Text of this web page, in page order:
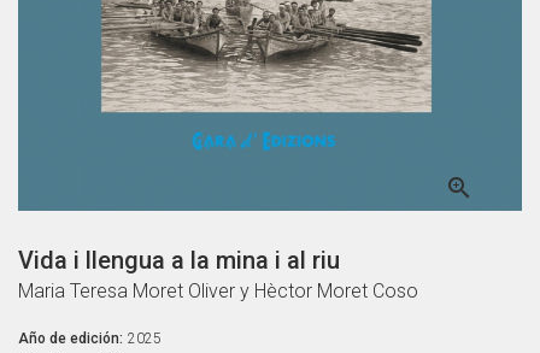

Vida i llengua a la mina i al riu
Maria Teresa Moret Oliver y Hèctor Moret Coso
Año de edición: 2025